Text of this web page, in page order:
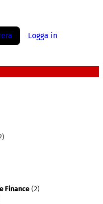
Logga in
Finance (2)